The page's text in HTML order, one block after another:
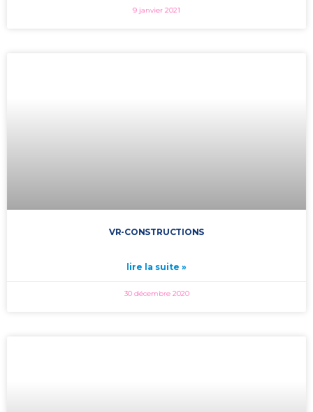
9 janvier 2021
VR-CONSTRUCTIONS
lire la suite »
30 décembre 2020